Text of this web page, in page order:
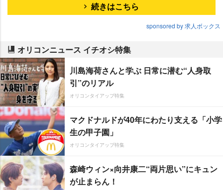
続きはこちら
sponsored by 求人ボックス
オリコンニュース イチオシ特集
川島海荷さんと学ぶ 日常に潜む“人身取
引”のリアル
オリコンタイアップ特集
マクドナルドが40年にわたり支える「小学
生の甲子園」
オリコンタイアップ特集
森崎ウィン×向井康二“両片思い”にキュン
が止まらん！